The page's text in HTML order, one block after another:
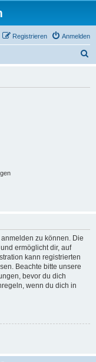
Anmelden
Registrieren
zu können. Die
ermöglicht dir, auf
kann registrierten
Beachte bitte unsere
bevor du dich
wenn du dich in